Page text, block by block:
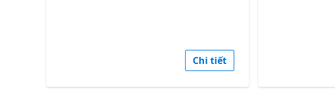
Chi tiết